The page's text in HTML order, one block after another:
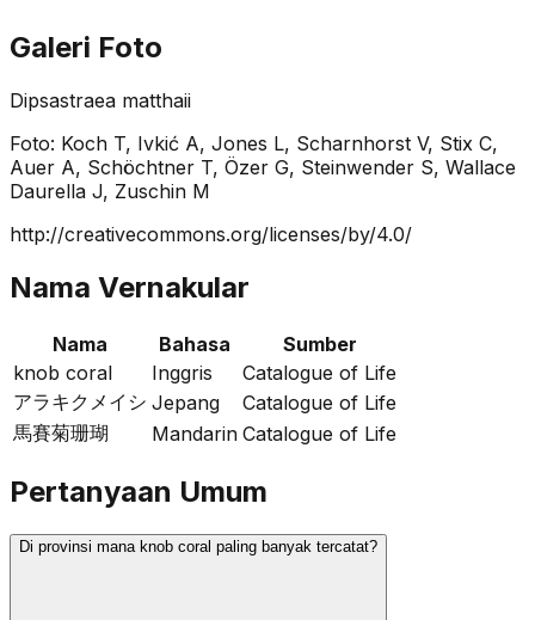
Galeri Foto
Dipsastraea matthaii
Foto: Koch T, Ivkić A, Jones L, Scharnhorst V, Stix C,
Auer A, Schöchtner T, Özer G, Steinwender S, Wallace
Daurella J, Zuschin M
http://creativecommons.org/licenses/by/4.0/
Nama Vernakular
Nama Bahasa
Sumber
knob coral
Inggris
Catalogue of Life
アラキクメイシ Jepang
Catalogue of Life
馬賽菊珊瑚
Mandarin Catalogue of Life
Pertanyaan Umum
Di provinsi mana knob coral paling banyak tercatat?